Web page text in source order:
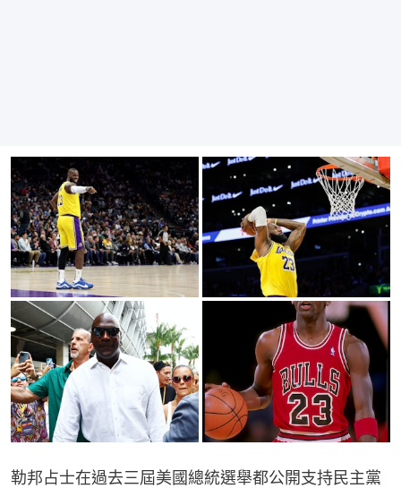
勒邦占士在過去三屆美國總統選舉都公開支持民主黨